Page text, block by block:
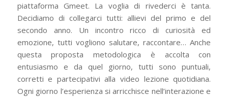
piattaforma Gmeet. La voglia di rivederci è tanta.
Decidiamo di collegarci tutti: allievi del primo e del
secondo anno. Un incontro ricco di curiosità ed
emozione, tutti vogliono salutare, raccontare… Anche
questa proposta metodologica è accolta con
entusiasmo e da quel giorno, tutti sono puntuali,
corretti e partecipativi alla video lezione quotidiana.
Ogni giorno l’esperienza si arricchisce nell’interazione e